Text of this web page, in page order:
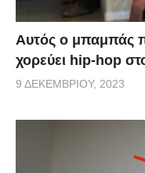
Αυτός ο μπαμπάς
χορεύει hip-hop
9 ΔΕΚΕΜΒΡΊΟΥ, 2023